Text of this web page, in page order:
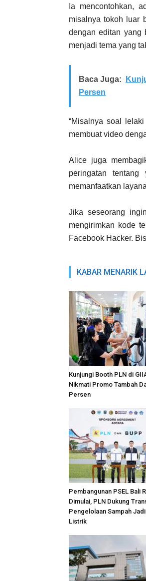
Ia mencontohkan,
misalnya tokoh luar
dengan editan yang
menjadi tema yang
Baca Juga:
Persen
“Misalnya soal
membuat video
Alice juga
peringatan
memanfaatkan
Jika seseorang
mengirimkan kode
Facebook Hacker.
KABAR MENARIK
Kunjungi Booth PLN di
Nikmati Promo Tambah
Persen
Pembangunan PSEL Bali
Dimulai, PLN Dukung
Pengelolaan Sampah
Listrik